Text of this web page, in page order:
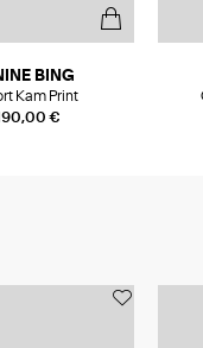
€
BING
Kam Print